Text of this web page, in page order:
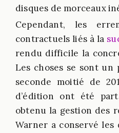
disques de morceaux
Cependant, les
contractuels liés à la
rendu difficile la
Les choses se sont un
seconde moitié de
d’édition ont été
obtenu la gestion des
Warner a conservé